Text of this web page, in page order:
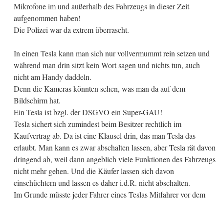
Mikrofone im und außerhalb des Fahrzeugs in dieser Zeit
aufgenommen haben!
Die Polizei war da extrem überrascht.
In einen Tesla kann man sich nur vollvermummt rein setzen und
während man drin sitzt kein Wort sagen und nichts tun, auch
nicht am Handy daddeln.
Denn die Kameras könnten sehen, was man da auf dem
Bildschirm hat.
Ein Tesla ist bzgl. der DSGVO ein Super-GAU!
Tesla sichert sich zumindest beim Besitzer rechtlich im
Kaufvertrag ab. Da ist eine Klausel drin, das man Tesla das
erlaubt. Man kann es zwar abschalten lassen, aber Tesla rät davon
dringend ab, weil dann angeblich viele Funktionen des Fahrzeugs
nicht mehr gehen. Und die Käufer lassen sich davon
einschüchtern und lassen es daher i.d.R. nicht abschalten.
Im Grunde müsste jeder Fahrer eines Teslas Mitfahrer vor dem